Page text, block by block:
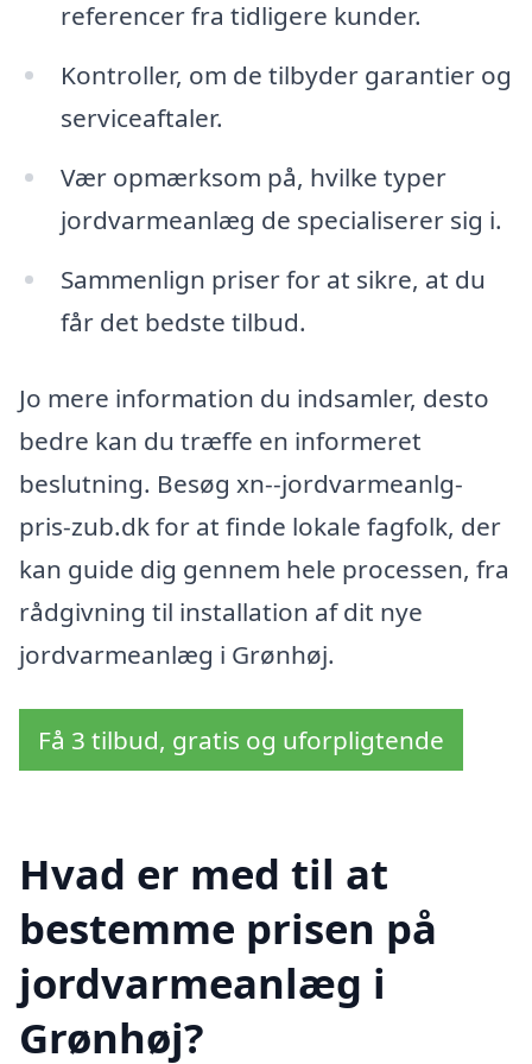
referencer fra tidligere kunder.
Kontroller, om de tilbyder garantier og
serviceaftaler.
Vær opmærksom på, hvilke typer
jordvarmeanlæg de specialiserer sig i.
Sammenlign priser for at sikre, at du
får det bedste tilbud.
Jo mere information du indsamler, desto
bedre kan du træffe en informeret
beslutning. Besøg xn--jordvarmeanlg-
pris-zub.dk for at finde lokale fagfolk, der
kan guide dig gennem hele processen, fra
rådgivning til installation af dit nye
jordvarmeanlæg i Grønhøj.
Få 3 tilbud, gratis og uforpligtende
Hvad er med til at
bestemme prisen på
jordvarmeanlæg i
Grønhøj?